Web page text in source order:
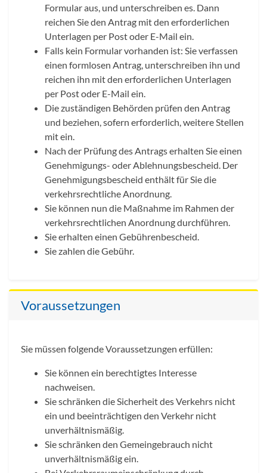
Formular aus, und unterschreiben es. Dann
reichen Sie den Antrag mit den erforderlichen
Unterlagen per Post oder E-Mail ein.
Falls kein Formular vorhanden ist: Sie verfassen
einen formlosen Antrag, unterschreiben ihn und
reichen ihn mit den erforderlichen Unterlagen
per Post oder E-Mail ein.
Die zuständigen Behörden prüfen den Antrag
und beziehen, sofern erforderlich, weitere Stellen
mit ein.
Nach der Prüfung des Antrags erhalten Sie einen
Genehmigungs- oder Ablehnungsbescheid. Der
Genehmigungsbescheid enthält für Sie die
verkehrsrechtliche Anordnung.
Sie können nun die Maßnahme im Rahmen der
verkehrsrechtlichen Anordnung durchführen.
Sie erhalten einen Gebührenbescheid.
Sie zahlen die Gebühr.
Voraussetzungen
Sie müssen folgende Voraussetzungen erfüllen:
Sie können ein berechtigtes Interesse
nachweisen.
Sie schränken die Sicherheit des Verkehrs nicht
ein und beeinträchtigen den Verkehr nicht
unverhältnismäßig.
Sie schränken den Gemeingebrauch nicht
unverhältnismäßig ein.